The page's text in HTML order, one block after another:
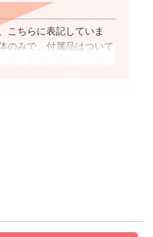
こちらに表記していま
のみで、付属品はついて
ジより対応可否をご確認